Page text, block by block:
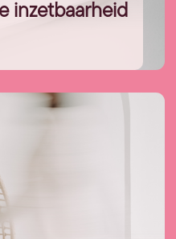
inzetbaarheid